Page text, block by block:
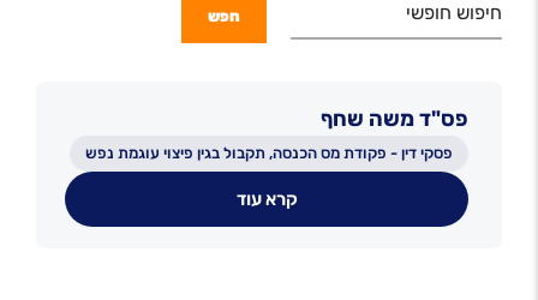
חיפוש חופשי
פס"ד משה שחף
פסקי דין - פקודת מס הכנסה, תקבול בגין פיצוי עוגמת נפש
קרא עוד